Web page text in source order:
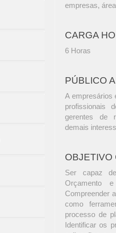
empresas,
CARGA
6 Horas
PÚBLICO
A empresários
profissionais
gerentes de
demais
OBJETIVO
Ser capaz
Orçamento
Compreender
como
processo de
Identificar os